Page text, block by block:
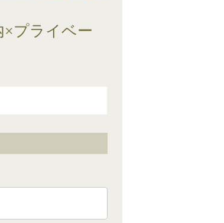
×プライベー